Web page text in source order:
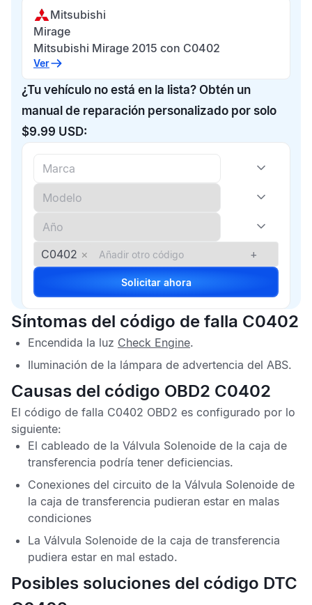
Mitsubishi
Mirage
Mitsubishi Mirage 2015 con C0402
Ver
¿Tu vehículo no está en la lista? Obtén un
manual de reparación personalizado por solo
$9.99 USD:
C0402 × +
Solicitar ahora
Síntomas del código de falla C0402
Encendida la luz Check Engine.
Iluminación de la lámpara de advertencia del ABS.
Causas del código OBD2 C0402
El código de falla C0402 OBD2 es configurado por lo
siguiente:
El cableado de la Válvula Solenoide de la caja de
transferencia podría tener deficiencias.
Conexiones del circuito de la Válvula Solenoide de
la caja de transferencia pudieran estar en malas
condiciones
La Válvula Solenoide de la caja de transferencia
pudiera estar en mal estado.
Posibles soluciones del código DTC